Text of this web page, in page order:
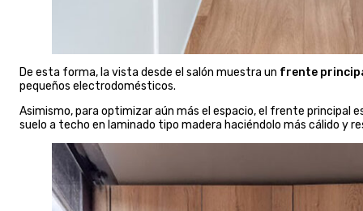
De esta forma, la vista desde el salón muestra un frente
pequeños electrodomésticos.
Asimismo, para optimizar aún más el espacio, el frente principal
suelo a techo en laminado tipo madera haciéndolo más cálido y